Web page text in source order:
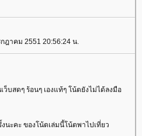
ฎาคม 2551 20:56:24 น.
ว็บสดๆ ร้อนๆ เองแท้ๆ โน้ตยังไม่ได้ลงมือ
นะคะ ของโน้ตเล่มนี้โน้ตพาไปเที่ยว